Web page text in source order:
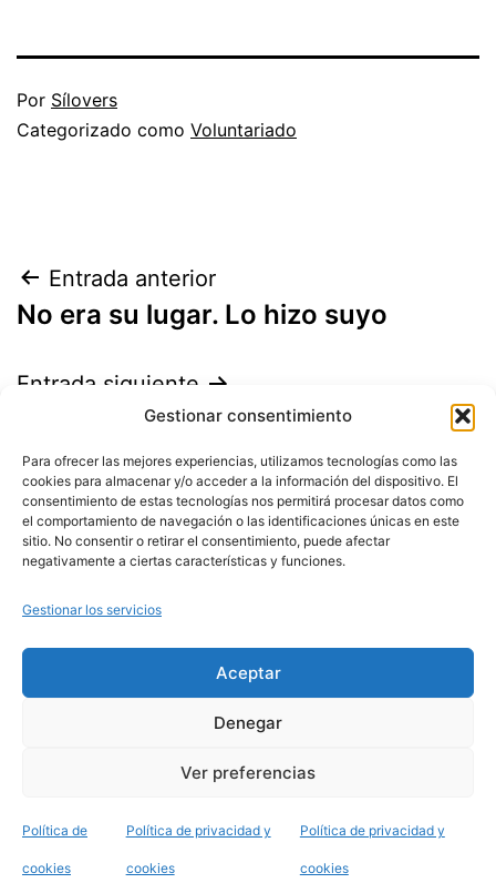
Gestionar consentimiento
Para ofrecer las mejores experiencias, utilizamos tecnologías como las
cookies para almacenar y/o acceder a la información del dispositivo. El
consentimiento de estas tecnologías nos permitirá procesar datos como
el comportamiento de navegación o las identificaciones únicas en este
sitio. No consentir o retirar el consentimiento, puede afectar
negativamente a ciertas características y funciones.
Gestionar los servicios
Aceptar
Denegar
Ver preferencias
Política de
cookies
Política de privacidad y
cookies
Política de privacidad y
cookies
Publicada
el
2026
Por Sílovers
Categorizado como Voluntariado
Navegación
de
entradas
Entrada anterior
No era su lugar. Lo hizo suyo
Entrada siguiente
No llueve eternamente